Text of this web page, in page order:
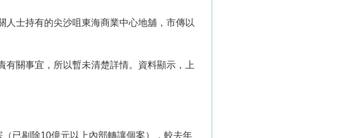
士持有的尖沙咀東海商業中心地舖，市傳以
關事宜，所以暫未清楚詳情。資料顯示，上
已剔除10億元以上內部轉讓個案），較去年